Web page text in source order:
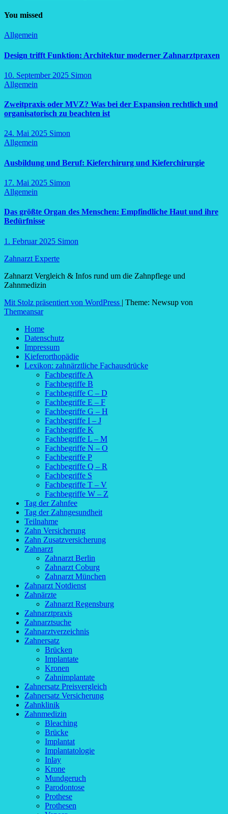
You missed
Allgemein
Design trifft Funktion: Architektur moderner Zahnarztpraxen
10. September 2025 Simon
Allgemein
Zweitpraxis oder MVZ? Was bei der Expansion rechtlich und
organisatorisch zu beachten ist
24. Mai 2025 Simon
Allgemein
Ausbildung und Beruf: Kieferchirurg und Kieferchirurgie
17. Mai 2025 Simon
Allgemein
Das größte Organ des Menschen: Empfindliche Haut und ihre
Bedürfnisse
1. Februar 2025 Simon
Zahnarzt Experte
Zahnarzt Vergleich & Infos rund um die Zahnpflege und
Zahnmedizin
Mit Stolz präsentiert von WordPress | Theme: Newsup von
Themeansar
Home
Datenschutz
Impressum
Kieferorthopädie
Lexikon: zahnärztliche Fachausdrücke
Fachbegriffe A
Fachbegriffe B
Fachbegriffe C – D
Fachbegriffe E – F
Fachbegriffe G – H
Fachbegriffe I – J
Fachbegriffe K
Fachbegriffe L – M
Fachbegriffe N – O
Fachbegriffe P
Fachbegriffe Q – R
Fachbegriffe S
Fachbegriffe T – V
Fachbegriffe W – Z
Tag der Zahnfee
Tag der Zahngesundheit
Teilnahme
Zahn Versicherung
Zahn Zusatzversicherung
Zahnarzt
Zahnarzt Berlin
Zahnarzt Coburg
Zahnarzt München
Zahnarzt Notdienst
Zahnärzte
Zahnarzt Regensburg
Zahnarztpraxis
Zahnarztsuche
Zahnarztverzeichnis
Zahnersatz
Brücken
Implantate
Kronen
Zahnimplantate
Zahnersatz Preisvergleich
Zahnersatz Versicherung
Zahnklinik
Zahnmedizin
Bleaching
Brücke
Implantat
Implantatologie
Inlay
Krone
Mundgeruch
Parodontose
Prothese
Prothesen